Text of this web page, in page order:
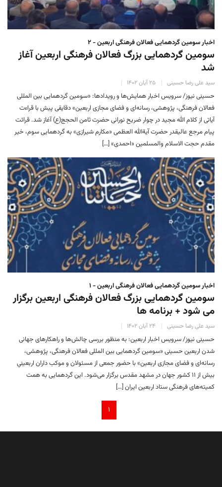
اخبار سومین گردهمایی فعالان فرهنگی اربعین - ۲
سومین گردهمایی بزرگ فعالان فرهنگی اربعین آغاز
شد
سید علی رضا حسینی ۲۵ آبان ۱۴۰۲
حسینی نیوز/ سرویس اخبار همایش‌ها و رویدادها: «سومین گردهمایی بین المللی
فعالان فرهنگی، پژوهشی، رسانه‌ای و فضای مجازی اربعین» دقایقی پیش با قراءت
آیاتی از کلام الله مجید در چوار ضریح نورانی حضرت ثامن الحجج(ع) آغاز شد. قرائت
پیام مرجع عالیقدر حضرت آیةالله العظمی «مکارم شیرازی» به گردهمایی سوم، خیر
مقدم حجت الاسلام والمسلمین «احمدی» […]
اخبار سومین گردهمایی فعالان فرهنگی اربعین - ۱
سومین گردهمایی بزرگ فعالان فرهنگی اربعین برگزار
می شود + برنامه ها
سید علی رضا حسینی ۲۴ آبان ۱۴۰۲
حسینی نیوز/ سرویس اخبار اربعین: به منظور بررسی چالش‌ها و راهکارهای جهانی
شدن اربعین حسینی «سومین گردهمایی بین المللی فعالان فرهنگی، پژوهشی،
رسانه‌ای و فضای مجازی اربعین» با حضور جمعی از مسئولان و موکب داران اربعینیِ
بیش از ۱۱ کشور جهان در مشهد مقدس برگزار می‌شود. این گردهمایی به همت
کمیته‌های فرهنگی ستاد اربعین ایران […]
۱